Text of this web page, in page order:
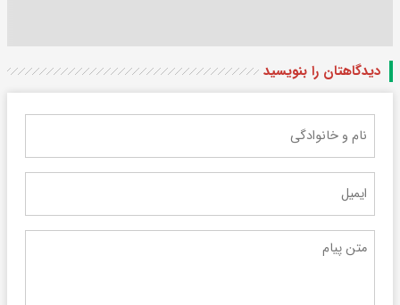
دیدگاهتان را بنویسید